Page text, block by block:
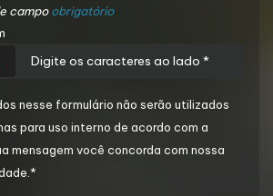
campoobrigatório
nesse formulário não serão utilizados
para uso interno de acordo com a
mensagem você concorda com nossa